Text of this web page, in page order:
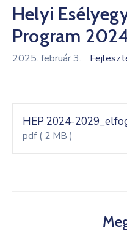
Kultúra
Keresés
Helyi
Program
2025. február 3.
HEP 2024-
pdf ( 2 MB )